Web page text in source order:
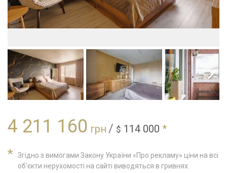
4 211 160 грн / $ 114 000 *
*
Згідно з вимогами Закону України «Про рекламу» ціни на всі
об'єкти нерухомості на сайті виводяться в гривнях.